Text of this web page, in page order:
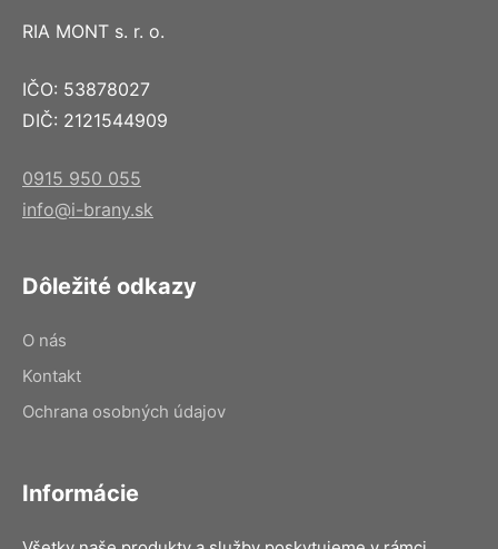
RIA MONT s. r. o.
IČO: 53878027
DIČ: 2121544909
0915 950 055
info@i-brany.sk
Dôležité odkazy
O nás
Kontakt
Ochrana osobných údajov
Informácie